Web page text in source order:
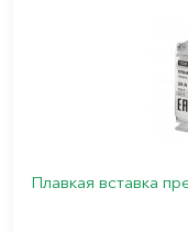
Плавкая вставка